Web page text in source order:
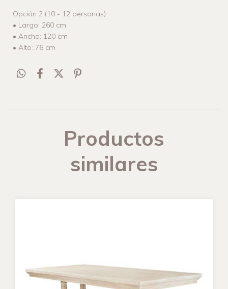
Opción 2 (10 - 12 personas):
• Largo: 260 cm
• Ancho: 120 cm
• Alto: 76 cm
Productos
similares